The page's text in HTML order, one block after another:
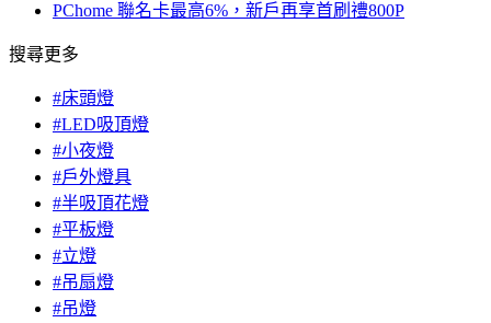
PChome 聯名卡最高6%，新戶再享首刷禮800P
搜尋更多
#床頭燈
#LED吸頂燈
#小夜燈
#戶外燈具
#半吸頂花燈
#平板燈
#立燈
#吊扇燈
#吊燈